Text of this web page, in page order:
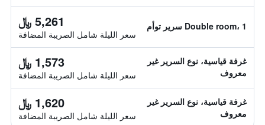
Double room، 1 سرير توأم 5,261 ﷼
سعر الليلة شامل الصريبة المضافة
غرفة قياسية، نوع السرير غير
معروف
1,573 ﷼
سعر الليلة شامل الصريبة المضافة
غرفة قياسية، نوع السرير غير
معروف
1,620 ﷼
سعر الليلة شامل الصريبة المضافة